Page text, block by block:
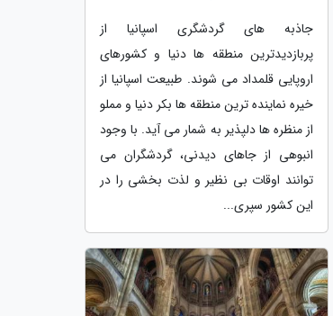
جاذبه های گردشگری اسپانیا از
پربازدیدترین منطقه ها دنیا و کشورهای
اروپایی قلمداد می شوند. طبیعت اسپانیا از
خیره نماینده ترین منطقه ها بکر دنیا و مملو
از منظره ها دلپذیر به شمار می آید. با وجود
انبوهی از جاهای دیدنی، گردشگران می
توانند اوقات بی نظیر و لذت بخشی را در
این کشور سپری...